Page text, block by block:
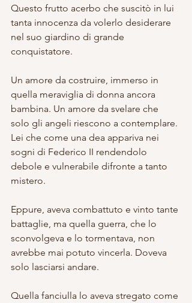
Questo frutto acerbo che suscitò in lui
tanta innocenza da volerlo desiderare
nel suo giardino di grande
conquistatore.
Un amore da costruire, immerso in
quella meraviglia di donna ancora
bambina. Un amore da svelare che
solo gli angeli riescono a contemplare.
Lei che come una dea appariva nei
sogni di Federico II rendendolo
debole e vulnerabile difronte a tanto
mistero.
Eppure, aveva combattuto e vinto tante
battaglie, ma quella guerra, che lo
sconvolgeva e lo tormentava, non
avrebbe mai potuto vincerla. Doveva
solo lasciarsi andare.
Quella fanciulla lo aveva stregato come